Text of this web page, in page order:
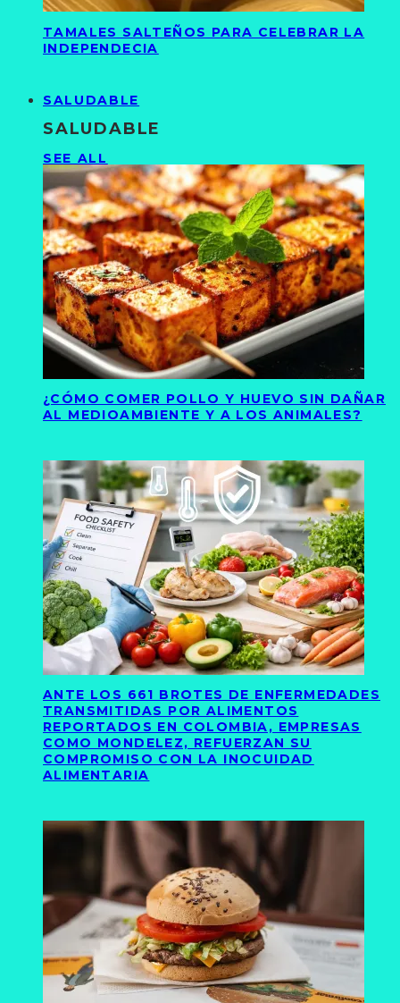
TAMALES SALTEÑOS PARA CELEBRAR LA
INDEPENDECIA
SALUDABLE
SALUDABLE
SEE ALL
¿CÓMO COMER POLLO Y HUEVO SIN DAÑAR
AL MEDIOAMBIENTE Y A LOS ANIMALES?
ANTE LOS 661 BROTES DE ENFERMEDADES
TRANSMITIDAS POR ALIMENTOS
REPORTADOS EN COLOMBIA, EMPRESAS
COMO MONDELEZ, REFUERZAN SU
COMPROMISO CON LA INOCUIDAD
ALIMENTARIA